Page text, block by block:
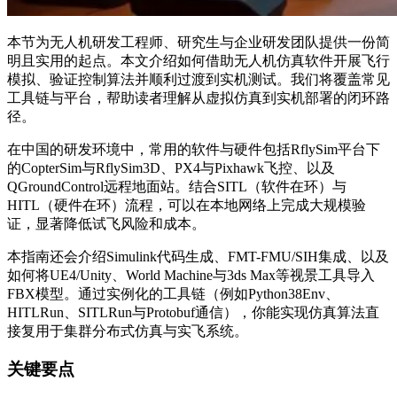
本节为无人机研发工程师、研究生与企业研发团队提供一份简
明且实用的起点。本文介绍如何借助无人机仿真软件开展飞行
模拟、验证控制算法并顺利过渡到实机测试。我们将覆盖常见
工具链与平台，帮助读者理解从虚拟仿真到实机部署的闭环路
径。
在中国的研发环境中，常用的软件与硬件包括RflySim平台下
的CopterSim与RflySim3D、PX4与Pixhawk飞控、以及
QGroundControl远程地面站。结合SITL（软件在环）与
HITL（硬件在环）流程，可以在本地网络上完成大规模验
证，显著降低试飞风险和成本。
本指南还会介绍Simulink代码生成、FMT-FMU/SIH集成、以及
如何将UE4/Unity、World Machine与3ds Max等视景工具导入
FBX模型。通过实例化的工具链（例如Python38Env、
HITLRun、SITLRun与Protobuf通信），你能实现仿真算法直
接复用于集群分布式仿真与实飞系统。
关键要点